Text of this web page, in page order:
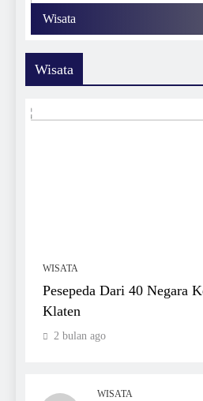
Wisata
Wisata
WISATA
Pesepeda Dari 40 Negara
Klaten
2 bulan ago
WISATA